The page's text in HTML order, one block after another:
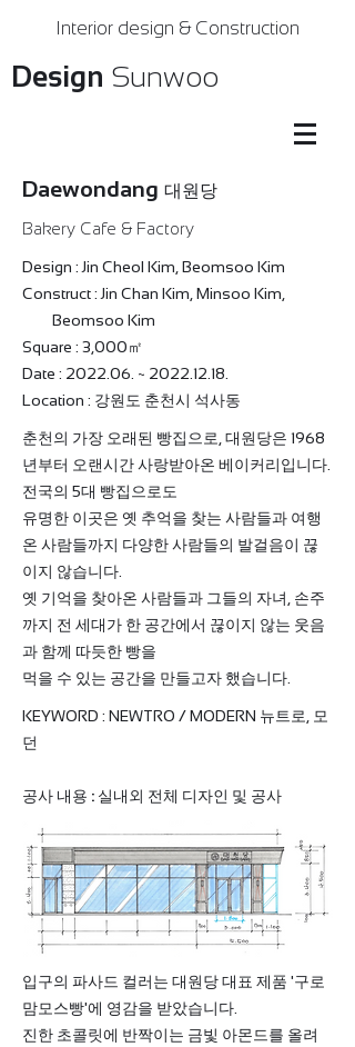
Interior design & Construction
Design Sunwoo
Daewondang 대원당
Bakery Cafe & Factory
Design : Jin Cheol Kim, Beomsoo Kim
Construct : Jin Chan Kim, Minsoo Kim,
Beomsoo Kim
Square : 3,000㎡
Date : 2022.06. ~ 2022.12.18
Location : 강원도 춘천시 석사동
춘천의 가장 오래된 빵집으로, 대원당은 1968
년부터 오랜시간 사랑받아온 베이커리입니다.
전국의 5대 빵집으로도
유명한 이곳은 옛 추억을 찾는 사람들과 여행
온 사람들까지 다양한 사람들의 발걸음이 끊
이지 않습니다.
옛 기억을 찾아온 사람들과 그들의 자녀, 손주
까지 전 세대가 한 공간에서 끊이지 않는 웃음
과 함께 따듯한 빵을
먹을 수 있는 공간을 만들고자 했습니다.
KEYWORD : NEWTRO / MODERN 뉴트로, 모
던
​공사 내용 : 실내외 전체 디자인 및 공사
입구의 파사드 컬러는 대원당 대표 제품 '구로
맘모스빵'에 영감을 받았습니다.
​진한 초콜릿에 반짝이는 금빛 아몬드를 올려